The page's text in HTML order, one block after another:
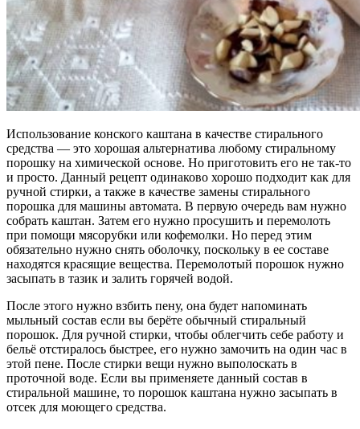
Использование конского каштана в качестве стирального
средства — это хорошая альтернатива любому стиральному
порошку на химической основе. Но приготовить его не так-то
и просто. Данный рецепт одинаково хорошо подходит как для
ручной стирки, а также в качестве замены стирального
порошка для машины автомата. В первую очередь вам нужно
собрать каштан. Затем его нужно просушить и перемолоть
при помощи мясорубки или кофемолки. Но перед этим
обязательно нужно снять оболочку, поскольку в ее составе
находятся красящие вещества. Перемолотый порошок нужно
засыпать в тазик и залить горячей водой.
После этого нужно взбить пену, она будет напоминать
мыльный состав если вы берёте обычный стиральный
порошок. Для ручной стирки, чтобы облегчить себе работу и
бельё отстиралось быстрее, его нужно замочить на один час в
этой пене. После стирки вещи нужно выполоскать в
проточной воде. Если вы применяете данный состав в
стиральной машине, то порошок каштана нужно засыпать в
отсек для моющего средства.